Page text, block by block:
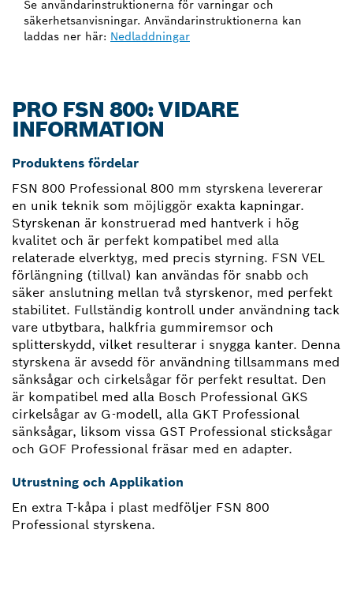
Se användarinstruktionerna för varningar och
säkerhetsanvisningar. Användarinstruktionerna kan
laddas ner här: Nedladdningar
PRO FSN 800: VIDARE
INFORMATION
Produktens fördelar
FSN 800 Professional 800 mm styrskena levererar
en unik teknik som möjliggör exakta kapningar.
Styrskenan är konstruerad med hantverk i hög
kvalitet och är perfekt kompatibel med alla
relaterade elverktyg, med precis styrning. FSN VEL
förlängning (tillval) kan användas för snabb och
säker anslutning mellan två styrskenor, med perfekt
stabilitet. Fullständig kontroll under användning tack
vare utbytbara, halkfria gummiremsor och
splitterskydd, vilket resulterar i snygga kanter. Denna
styrskena är avsedd för användning tillsammans med
sänksågar och cirkelsågar för perfekt resultat. Den
är kompatibel med alla Bosch Professional GKS
cirkelsågar av G-modell, alla GKT Professional
sänksågar, liksom vissa GST Professional sticksågar
och GOF Professional fräsar med en adapter.
Utrustning och Applikation
En extra T-kåpa i plast medföljer FSN 800
Professional styrskena.